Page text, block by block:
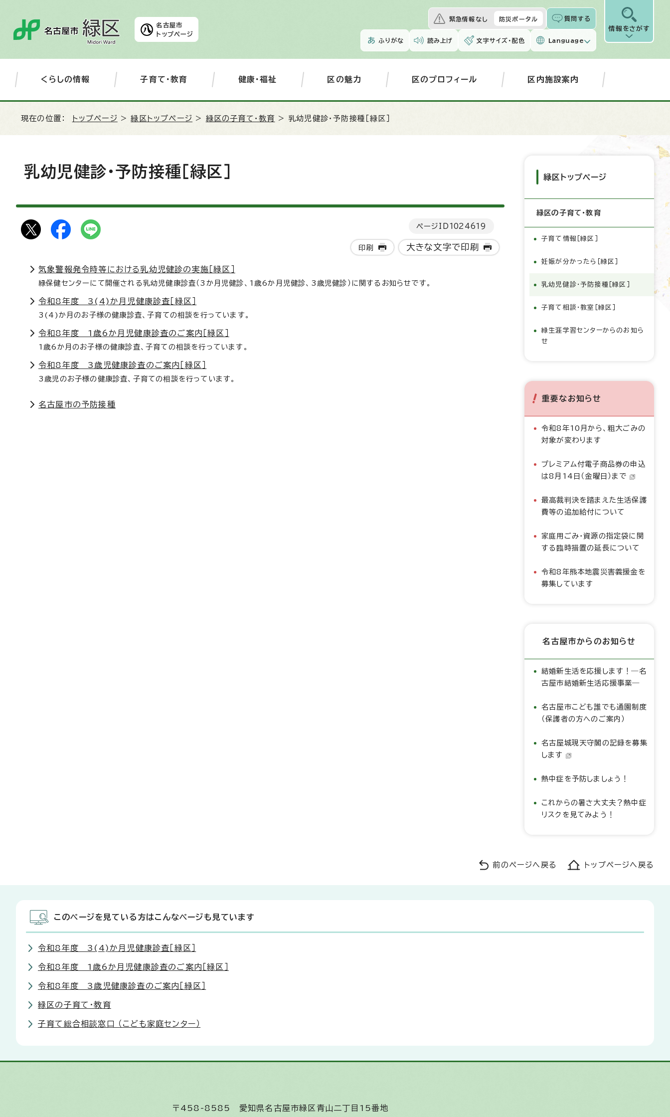
名古屋市
トップページ
緊急情報なし 防災ポータル 質問する
ふりがな 読み上げ 文字サイズ・配色 Language
情報をさがす
くらしの情報 子育て・教育 健康・福祉 区の魅力 区のプロフィール 区内施設案内
現在の位置： トップページ >緑区トップページ > 緑区の子育て・教育 > 乳幼児健診・予防接種［緑区］
乳幼児健診・予防接種［緑区］
ページID 1024619
印刷 大きな文字で印刷
気象警報発令時等における乳幼児健診の実施［緑区］
緑保健センターにて開催される乳幼児健康診査（3か月児健診、1歳6か月児健診、3歳児健診）に関するお知らせです。
令和8年度 3(4)か月児健康診査［緑区］
3(4)か月のお子様の健康診査、子育ての相談を行っています。
令和8年度 1歳6か月児健康診査のご案内［緑区］
1歳6か月のお子様の健康診査、子育ての相談を行っています。
令和8年度 3歳児健康診査のご案内［緑区］
3歳児のお子様の健康診査、子育ての相談を行っています。
名古屋市の予防接種
緑区トップページ
緑区の子育て・教育
子育て情報［緑区］
妊娠が分かったら［緑区］
乳幼児健診・予防接種［緑区］
子育て相談・教室［緑区］
緑生涯学習センターからのお知ら
せ
重要なお知らせ
令和8年10月から、粗大ごみの
対象が変わります
プレミアム付電子商品券の申込
は8月14日（金曜日）まで
最高裁判決を踏まえた生活保護
費等の追加給付について
家庭用ごみ・資源の指定袋に関
する臨時措置の延長について
令和8年熊本地震災害義援金を
募集しています
名古屋市からのお知らせ
結婚新生活を応援します！―名
古屋市結婚新生活応援事業―
名古屋市こども誰でも通園制度
（保護者の方へのご案内）
名古屋城現天守閣の記録を募集
します
熱中症を予防しましょう！
これからの暑さ大丈夫？熱中症
リスクを見てみよう！
前のページへ戻る トップページへ戻る
このページを見ている方はこんなページも見ています
令和8年度 3(4)か月児健康診査［緑区］
令和8年度 1歳6か月児健康診査のご案内［緑区］
令和8年度 3歳児健康診査のご案内［緑区］
緑区の子育て・教育
子育て総合相談窓口 （こども家庭センター）
〒458-8585 愛知県名古屋市緑区青山二丁目15番地